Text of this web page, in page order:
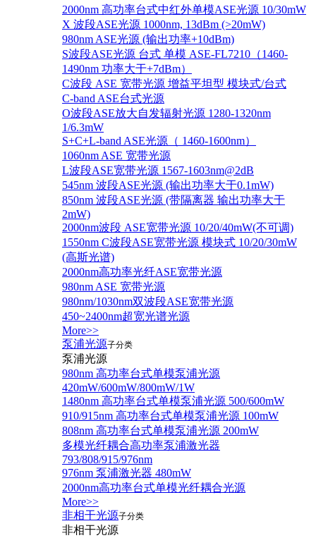
2000nm 高功率台式中红外单模ASE光源 10/30mW
X 波段ASE光源 1000nm, 13dBm (>20mW)
980nm ASE光源 (输出功率+10dBm)
S波段ASE光源 台式 单模 ASE-FL7210（1460-
1490nm 功率大于+7dBm）
C波段 ASE 宽带光源 增益平坦型 模块式/台式
C-band ASE台式光源
O波段ASE放大自发辐射光源 1280-1320nm
1/6.3mW
S+C+L-band ASE光源（ 1460-1600nm）
1060nm ASE 宽带光源
L波段ASE宽带光源 1567-1603nm@2dB
545nm 波段ASE光源 (输出功率大于0.1mW)
850nm 波段ASE光源 (带隔离器 输出功率大于
2mW)
2000nm波段 ASE宽带光源 10/20/40mW(不可调)
1550nm C波段ASE宽带光源 模块式 10/20/30mW
(高斯光谱)
2000nm高功率光纤ASE宽带光源
980nm ASE 宽带光源
980nm/1030nm双波段ASE宽带光源
450~2400nm超宽光谱光源
More>>
泵浦光源子分类
泵浦光源
980nm 高功率台式单模泵浦光源
420mW/600mW/800mW/1W
1480nm 高功率台式单模泵浦光源 500/600mW
910/915nm 高功率台式单模泵浦光源 100mW
808nm 高功率台式单模泵浦光源 200mW
多模光纤耦合高功率泵浦激光器
793/808/915/976nm
976nm 泵浦激光器 480mW
2000nm高功率台式单模光纤耦合光源
More>>
非相干光源子分类
非相干光源